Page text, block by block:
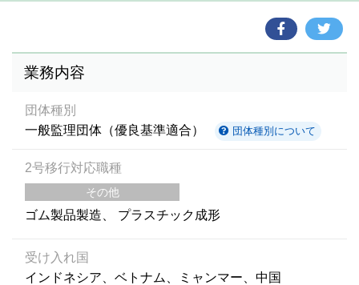
業務内容
団体種別
一般監理団体（優良基準適合）
団体種別について
2号移行対応職種
その他
ゴム製品製造 プラスチック成形
受け入れ国
インドネシア、ベトナム、ミャンマー、中国